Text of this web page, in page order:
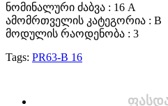
ნომინალური ძაბვა : 16 A
ამომრთველის კატეგორია : B
მოდულის რაოდენობა : 3
Tags: PR63-B 16